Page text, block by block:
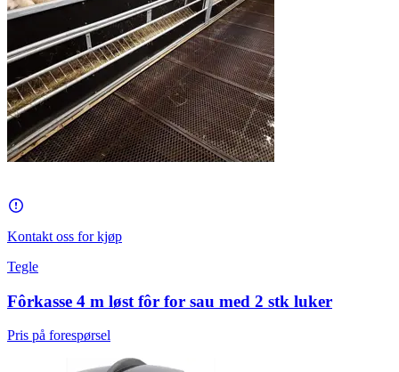
Kontakt oss for kjøp
Tegle
Fôrkasse 4 m løst fôr for sau med 2 stk luker
Pris på forespørsel